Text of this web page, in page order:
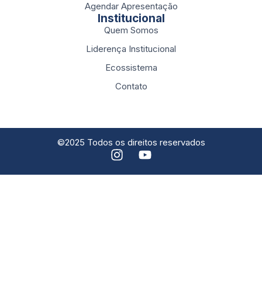
Agendar Apresentação
Institucional
Quem Somos
Liderença Institucional
Ecossistema
Contato
©2025 Todos os direitos reservados